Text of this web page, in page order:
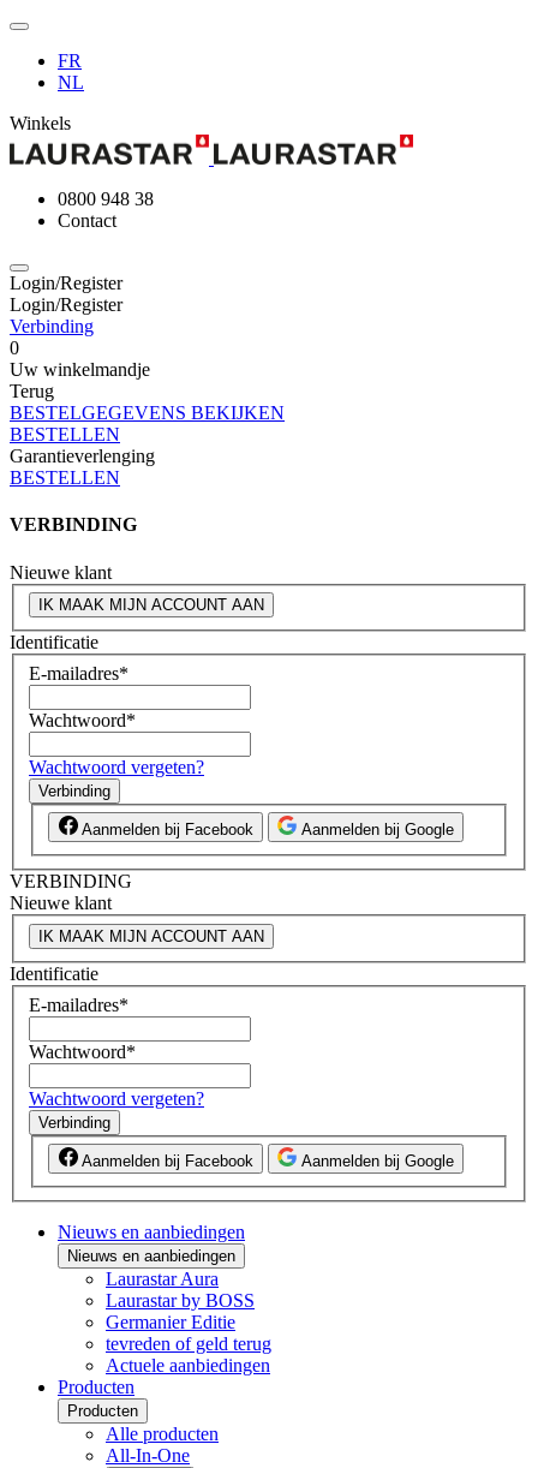
FR
NL
Winkels
0800 948 38
Contact
Login/Register
Login/Register
Verbinding
0
Uw winkelmandje
Terug
BESTELGEGEVENS BEKIJKEN
BESTELLEN
Garantieverlenging
BESTELLEN
VERBINDING
Nieuwe klant
IK MAAK MIJN ACCOUNT AAN
Identificatie
E-mailadres*
Wachtwoord*
Wachtwoord vergeten?
Verbinding
Aanmelden bij Facebook Aanmelden bij Google
VERBINDING
Nieuwe klant
IK MAAK MIJN ACCOUNT AAN
Identificatie
E-mailadres*
Wachtwoord*
Wachtwoord vergeten?
Verbinding
Aanmelden bij Facebook Aanmelden bij Google
Nieuws en aanbiedingen
Nieuws en aanbiedingen
Laurastar Aura
Laurastar by BOSS
Germanier Editie
tevreden of geld terug
Actuele aanbiedingen
Producten
Producten
Alle producten
All-In-One